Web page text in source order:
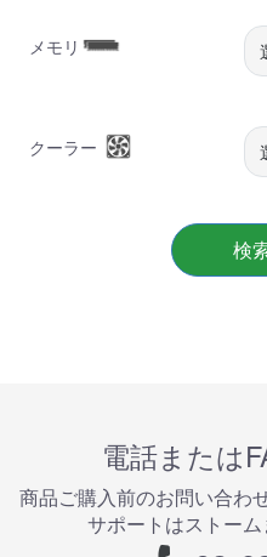
メモリ
クーラー
検
電話または
商品ご購⼊前のお問い合わ
サポートはストーム